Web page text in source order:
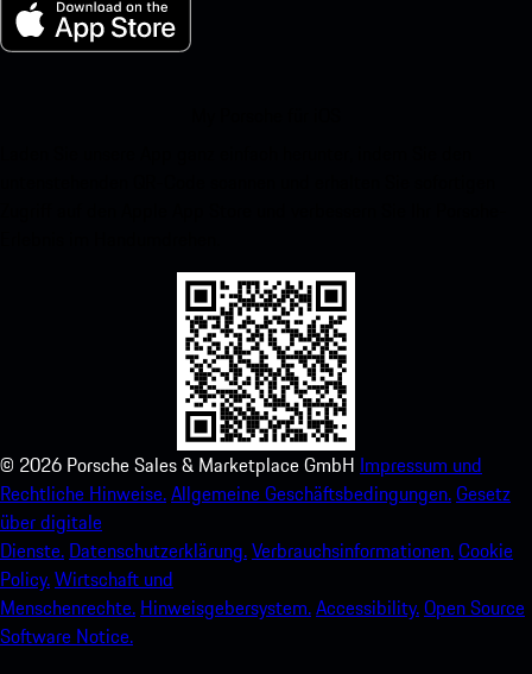
© 2026 Porsche Sales & Marketplace GmbH Impressum und
Rechtliche Hinweise.Allgemeine Geschäftsbedingungen.Gesetz
über digitale
Dienste. Datenschutzerklärung.Verbrauchsinformationen.Cookie
Policy.Wirtschaft und
Menschenrechte. Hinweisgebersystem.Accessibility.Open Source
Software Notice.